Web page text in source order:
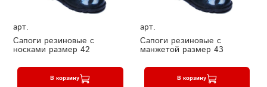
арт.
Сапоги резиновые с
носками размер 42
В корзину
арт.
Сапоги резиновые с
манжетой размер 43
В корзину